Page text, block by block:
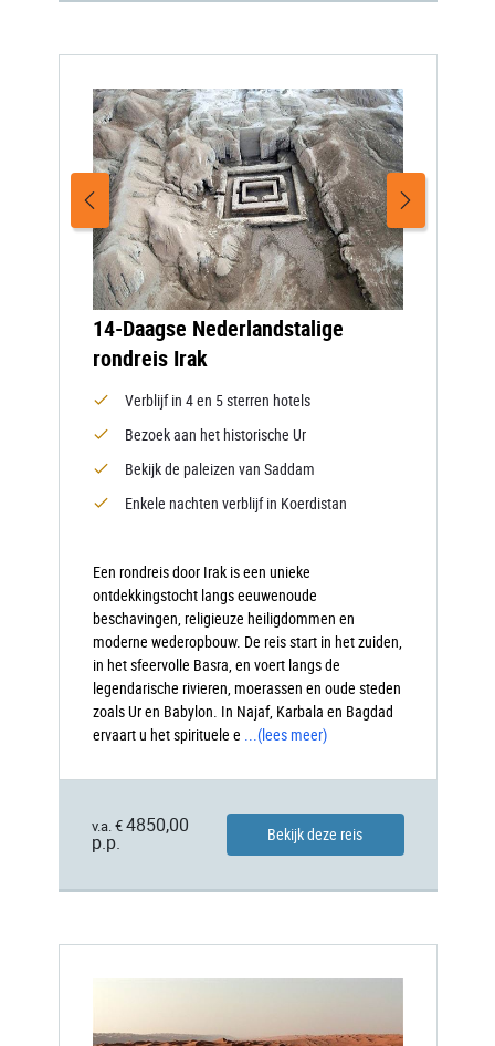
14-Daagse Nederlandstalige
rondreis Irak
Verblijf in 4 en 5 sterren hotels
Bezoek aan het historische Ur
Bekijk de paleizen van Saddam
Enkele nachten verblijf in Koerdistan
Een rondreis door Irak is een unieke
ontdekkingstocht langs eeuwenoude
beschavingen, religieuze heiligdommen en
moderne wederopbouw. De reis start in het zuiden,
in het sfeervolle Basra, en voert langs de
legendarische rivieren, moerassen en oude steden
zoals Ur en Babylon. In Najaf, Karbala en Bagdad
ervaart u het spirituele e
(lees meer)
v.a. € 4850,00
p.p.
Bekijk deze reis